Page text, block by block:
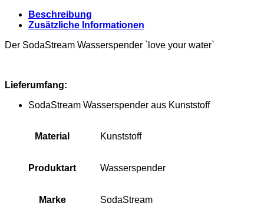
Beschreibung
Zusätzliche Informationen
Der SodaStream Wasserspender `love your water`
Lieferumfang:
SodaStream Wasserspender aus Kunststoff
Material Kunststoff
Produktart Wasserspender
Marke SodaStream